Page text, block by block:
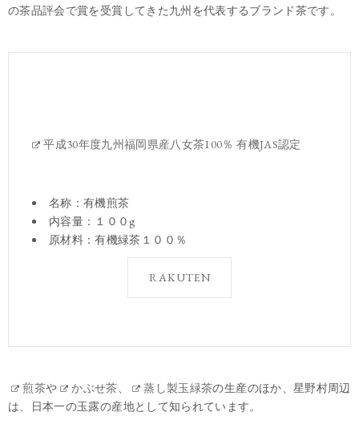
の茶品評会で賞を受賞してきた九州を代表するブランド茶です。
平成30年度九州福岡県産八女茶100％ 有機JAS認定
名称：有機煎茶
内容量：１００g
原材料：有機緑茶１００％
RAKUTEN
煎茶や かぶせ茶、 蒸し製玉緑茶の生産のほか、星野村周辺
は、日本一の玉露の産地として知られています。